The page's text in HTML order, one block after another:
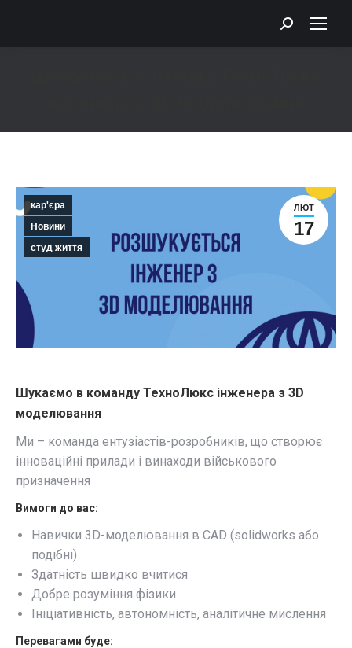
Search:
ЛЮТ
17
кар'єра
Новини
студ життя
Шукаємо в команду ТехноЛюкс інженера з 3D
моделювання
Ми – команда ентузіастів-розробників, що створює
інноваційні прилади і винаходи військового
призначення
Вимоги до вас:
Навички 3D-моделювання в CAD (solidworks або
подібні)
Здатність швидко вчитися
Добре розуміння фізики
Ініціативність, автономність, аналітичне мислення
Перевагами буде: